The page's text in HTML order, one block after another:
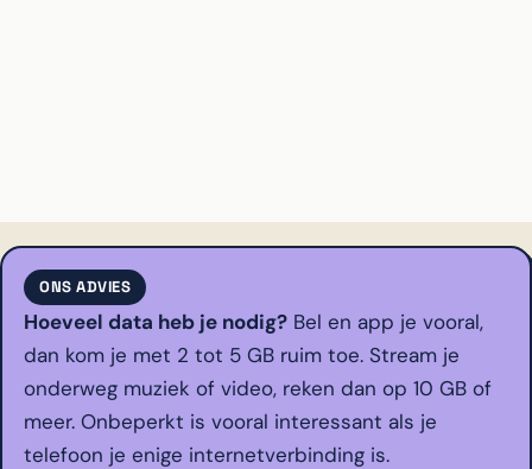
ONS ADVIES
Hoeveel data heb je nodig? Bel en app je vooral,
dan kom je met 2 tot 5 GB ruim toe. Stream je
onderweg muziek of video, reken dan op 10 GB of
meer. Onbeperkt is vooral interessant als je
telefoon je enige internetverbinding is.